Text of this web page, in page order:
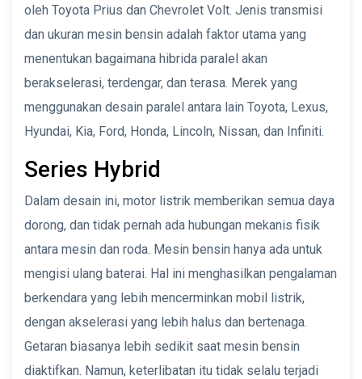
oleh Toyota Prius dan Chevrolet Volt. Jenis transmisi
dan ukuran mesin bensin adalah faktor utama yang
menentukan bagaimana hibrida paralel akan
berakselerasi, terdengar, dan terasa. Merek yang
menggunakan desain paralel antara lain Toyota, Lexus,
Hyundai, Kia, Ford, Honda, Lincoln, Nissan, dan Infiniti.
Series Hybrid
Dalam desain ini, motor listrik memberikan semua daya
dorong, dan tidak pernah ada hubungan mekanis fisik
antara mesin dan roda. Mesin bensin hanya ada untuk
mengisi ulang baterai. Hal ini menghasilkan pengalaman
berkendara yang lebih mencerminkan mobil listrik,
dengan akselerasi yang lebih halus dan bertenaga.
Getaran biasanya lebih sedikit saat mesin bensin
diaktifkan. Namun, keterlibatan itu tidak selalu terjadi